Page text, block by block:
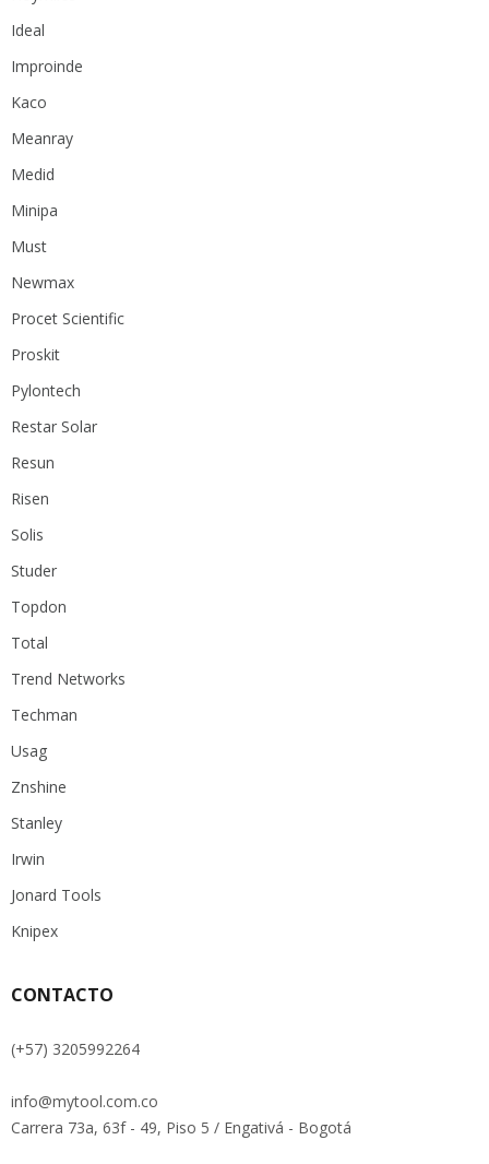
Ideal
Improinde
Kaco
Meanray
Medid
Minipa
Must
Newmax
Procet Scientific
Proskit
Pylontech
Restar Solar
Resun
Risen
Solis
Studer
Topdon
Total
Trend Networks
Techman
Usag
Znshine
Stanley
Irwin
Jonard Tools
Knipex
CONTACTO
(+57) 3205992264
info@mytool.com.co
Carrera 73a, 63f - 49, Piso 5 / Engativá - Bogotá